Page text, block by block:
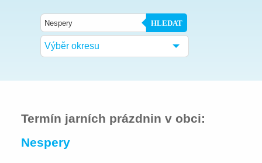
HLEDAT
Výběr okresu
Termín jarních prázdnin v obci:
Nespery